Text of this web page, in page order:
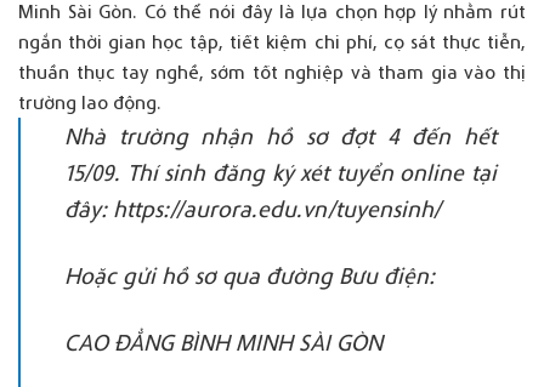
Minh Sài Gòn. Có thể nói đây là lựa chọn hợp lý nhằm rút
ngắn thời gian học tập, tiết kiệm chi phí, cọ sát thực tiễn,
thuần thục tay nghề, sớm tốt nghiệp và tham gia vào thị
trường lao động.
Nhà trường nhận hồ sơ đợt 4 đến hết
15/09. Thí sinh đăng ký xét tuyển online tại
đây: https://aurora.edu.vn/tuyensinh/
Hoặc gửi hồ sơ qua đường Bưu điện:
CAO ĐẲNG BÌNH MINH SÀI GÒN